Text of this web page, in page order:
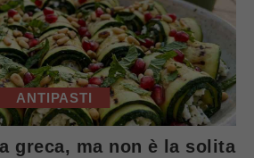
ANTIPASTI
greca, ma non è la solita